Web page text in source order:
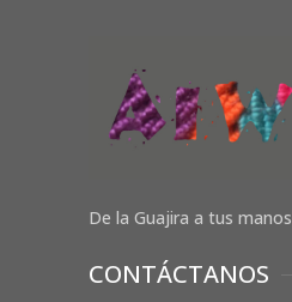
De la Guajira a tus manos
CONTÁCTANOS